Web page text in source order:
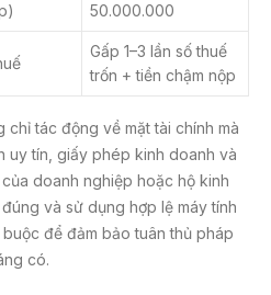
50.000.000
Gấp 1–3 lần số thuế
trốn + tiền chậm nộp
tác động về mặt tài chính mà
uy tín, giấy phép kinh doanh và
doanh nghiệp hoặc hộ kinh
và sử dụng hợp lệ máy tính
để đảm bảo tuân thủ pháp
có.